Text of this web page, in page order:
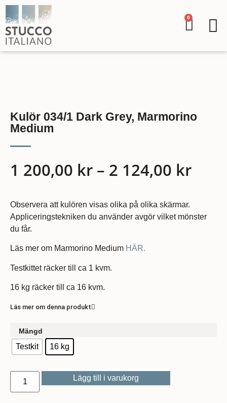
0
Kulör 034/1 Dark Grey, Marmorino
Medium
1 200,00 kr – 2 124,00 kr
Observera att kulören visas olika på olika skärmar.
Appliceringstekniken du använder avgör vilket mönster
du får.
Läs mer om Marmorino Medium HÄR.
Testkittet räcker till ca 1 kvm.
16 kg räcker till ca 16 kvm.
Läs mer om denna produkt
Mängd
Testkit 16 kg
Lägg till i varukorg